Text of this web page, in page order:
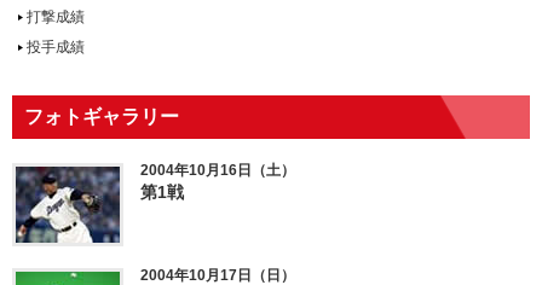
打撃成績
投手成績
フォトギャラリー
2004年10月16日（土）
第1戦
2004年10月17日（日）